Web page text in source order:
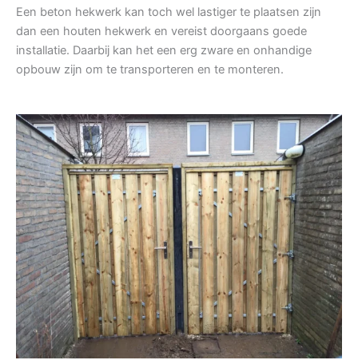
Een beton hekwerk kan toch wel lastiger te plaatsen zijn
dan een houten hekwerk en vereist doorgaans goede
installatie. Daarbij kan het een erg zware en onhandige
opbouw zijn om te transporteren en te monteren.